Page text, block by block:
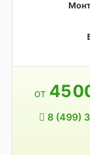
от 45
8 (499)